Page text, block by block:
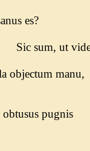
es?
objectum manu,
pugnis